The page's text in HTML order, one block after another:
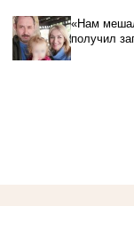
«Нам
получил